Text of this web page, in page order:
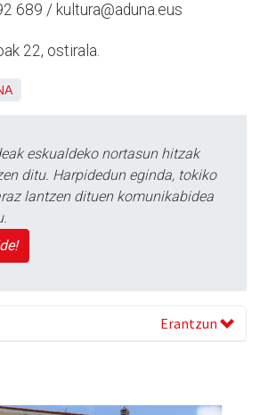
689 / kultura@aduna.eus
22, ostirala.
eskualdeko nortasun hitzak
ditu. Harpidedun eginda, tokiko
lantzen dituen komunikabidea
Erantzun